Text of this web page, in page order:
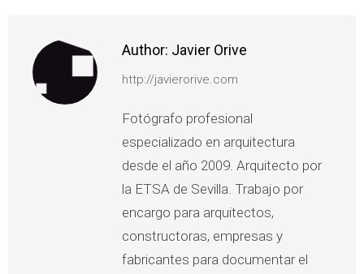
Author: Javier Orive
http://javierorive.com
Fotógrafo profesional
especializado en arquitectura
desde el año 2009. Arquitecto por
la ETSA de Sevilla. Trabajo por
encargo para arquitectos,
constructoras, empresas y
fabricantes para documentar el